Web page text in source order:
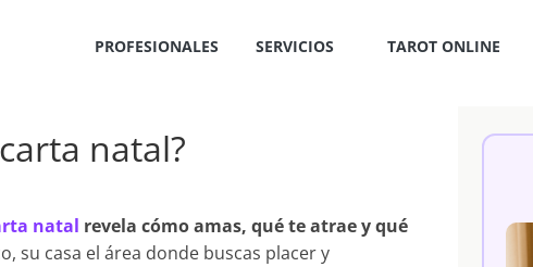
PROFESIONALES SERVICIOS TAROT ONLINE
natal?
natal revela cómo amas, qué te atrae y qué
su casa el área donde buscas placer y